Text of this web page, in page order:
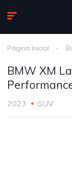
Página Inicial
BMW XM
2023 SUV